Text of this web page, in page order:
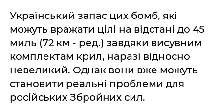
Український запас цих бомб, які
можуть вражати цілі на відстані до 45
миль (72 км - ред.) завдяки висувним
комплектам крил, наразі відносно
невеликий. Однак вони вже можуть
становити реальні проблеми для
російських Збройних сил.